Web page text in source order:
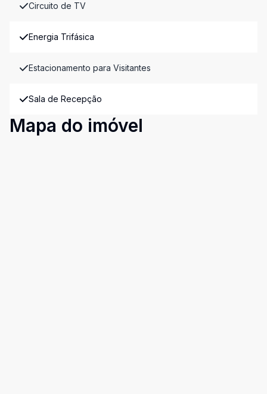
Circuito de TV
Energia Trifásica
Estacionamento para Visitantes
Sala de Recepção
Mapa do imóvel